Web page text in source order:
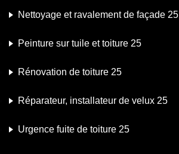
Nettoyage et ravalement de façade 25
Peinture sur tuile et toiture 25
Rénovation de toiture 25
Réparateur, installateur de velux 25
Urgence fuite de toiture 25